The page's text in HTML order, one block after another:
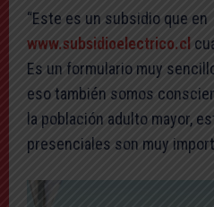
“Este es un subsidio que en
www.subsidioelectrico.cl
Es un formulario muy
eso también somos
la población adulto mayor,
presenciales son muy